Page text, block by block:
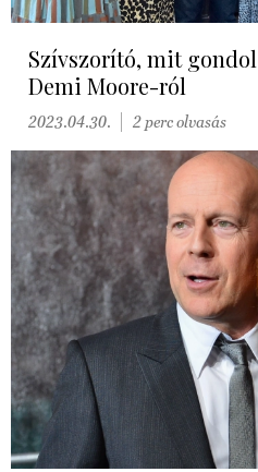
Szívszorító, mit
Demi Moore-ról
2023.04.30. 2 perc olvasás